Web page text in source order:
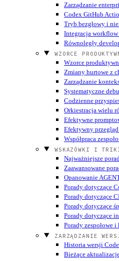
Zarządzanie
Codex GitHub
Tryb bezgłowy i
Integracja
Równoległy
WZORCE
Wzorce
Zmiany hurtowe z
Zarządzanie
Systematyczne
Codzienne
Orkiestracja wielu
Efektywne
Efektywny
Współpraca
WSKAZÓWKI I
Najważniejsze
Zaawansowane
Opanowanie
Porady dotyczące
Porady dotyczące
Porady dotyczące
Porady dotyczące
Porady zespołowe
ZARZĄDZANIE
Historia wersji
Bieżące